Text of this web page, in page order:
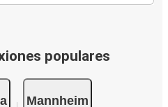
populares
Mannheim